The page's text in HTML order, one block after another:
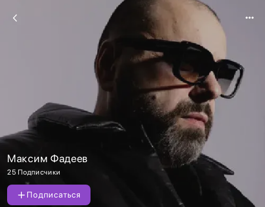
Максим Фадеев
25 Подписчики
Подписаться